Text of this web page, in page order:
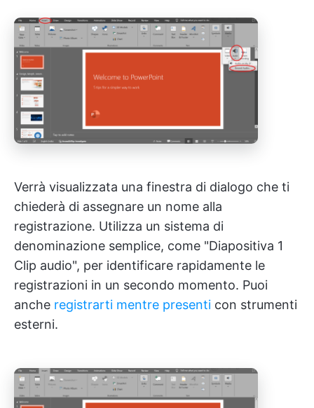
Verrà visualizzata una finestra di dialogo che ti
chiederà di assegnare un nome alla
registrazione. Utilizza un sistema di
denominazione semplice, come "Diapositiva 1
Clip audio", per identificare rapidamente le
registrazioni in un secondo momento. Puoi
anche registrarti mentre presenti con strumenti
esterni.